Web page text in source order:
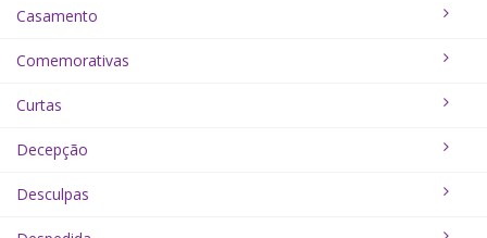
Casamento
Comemorativas
Curtas
Decepção
Desculpas